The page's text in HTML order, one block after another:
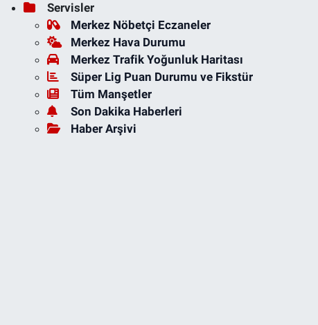
Servisler
Merkez Nöbetçi Eczaneler
Merkez Hava Durumu
Merkez Trafik Yoğunluk Haritası
Süper Lig Puan Durumu ve Fikstür
Tüm Manşetler
Son Dakika Haberleri
Haber Arşivi